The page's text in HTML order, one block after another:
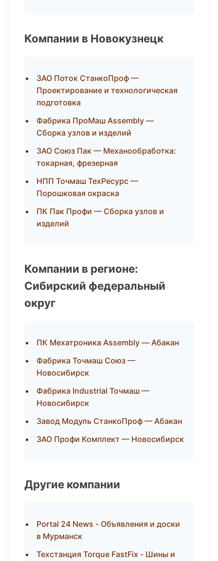
Компании в Новокузнецк
ЗАО Поток СтанкоПроф —
Проектирование и технологическая
подготовка
Фабрика ПроМаш Assembly —
Сборка узлов и изделий
ЗАО Союз Пак — Механообработка:
токарная, фрезерная
НПП Точмаш ТехРесурс —
Порошковая окраска
ПК Пак Профи — Сборка узлов и
изделий
Компании в регионе:
Сибирский федеральный
округ
ПК Мехатроника Assembly — Абакан
Фабрика Точмаш Союз —
Новосибирск
Фабрика Industrial Точмаш —
Новосибирск
Завод Модуль СтанкоПроф — Абакан
ЗАО Профи Комплект — Новосибирск
Другие компании
Portal 24 News - Объявления и доски
в Мурманск
Техстанция Torque FastFix - Шины и